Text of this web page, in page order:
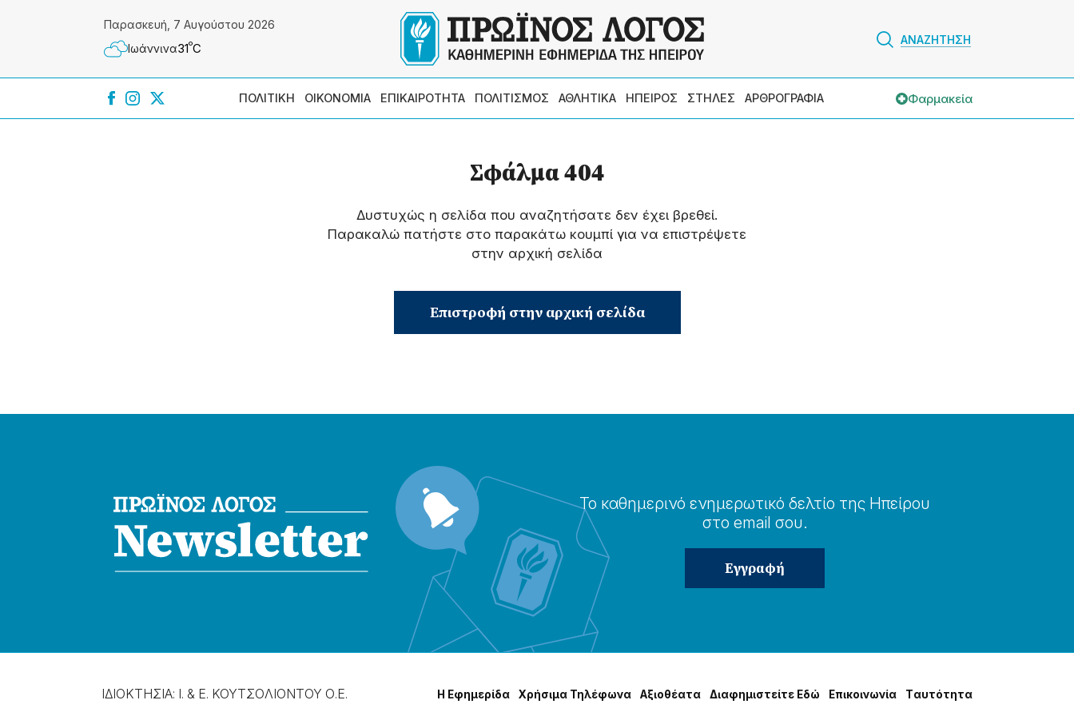
Παρασκευή, 7 Αυγούστου 2026
Ιωάννɩνα31ºC
ΑΝΑΖΗΤΗΣΗ
ΠΟΛΙΤΙΚΗ ΟΙΚΟΝΟΜΙΑ ΕΠΙΚΑΙΡΟΤΗΤΑ ΠΟΛΙΤΙΣΜΟΣ ΑΘΛΗΤΙΚΑ ΗΠΕΙΡΟΣ ΣΤΗΛΕΣ ΑΡΘΡΟΓΡΑΦΙΑ Φαρμακεία
Σφάλμα 404
Δυστυχώς η σελίδα που αναζητήσατε δεν έχει βρεθεί.
Παρακαλώ πατήστε στο παρακάτω κουμπί για να επιστρέψετε
στην αρχική σελίδα
Επιστροφή στην αρχική σελίδα
Το καθημερɩνό ενημερωτɩκό δελτίο της Ηπείρου
στο email σου.
ΙΔΙΟΚΤΗΣΙΑ: Ι. & Ε. ΚΟΥΤΣΟΛΙΟΝΤΟΥ Ο.Ε. Η Εφημερίδα Χρήσɩμα Τηλέφωνα Αξɩοθέατα Δɩαφημɩστείτε Εδώ Επɩκοɩνωνία Tαυτότητα